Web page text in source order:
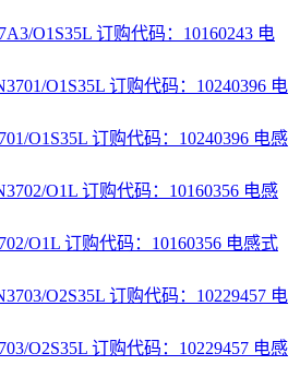
O1S35L 订购代码：10160243 电
O1S35L 订购代码：10240396 电感
O1L 订购代码：10160356 电感式
O2S35L 订购代码：10229457 电感